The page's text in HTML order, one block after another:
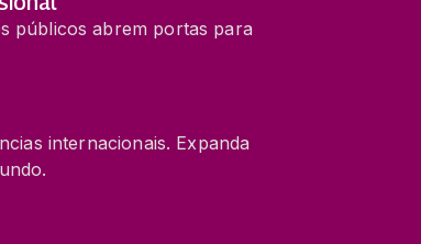
públicos abrem portas para
internacionais. Expanda